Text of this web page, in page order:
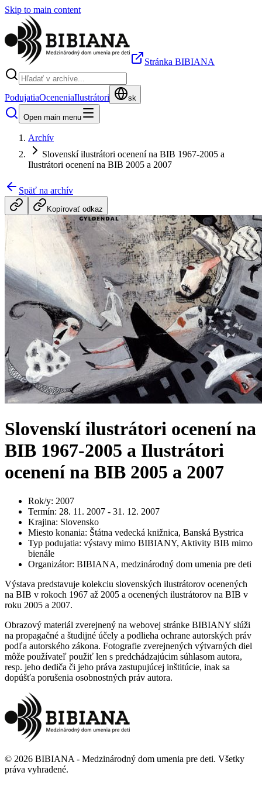
Skip to main content
Stránka BIBIANA
PodujatiaOceneniaIlustrátori sk
Open main menu
Archív
Slovenskí ilustrátori ocenení na BIB 1967-2005 a
Ilustrátori ocenení na BIB 2005 a 2007
Späť na archív
Kopírovať odkaz
Slovenskí ilustrátori ocenení na
BIB 1967-2005 a Ilustrátori
ocenení na BIB 2005 a 2007
Rok/y: 2007
Termín: 28. 11. 2007 - 31. 12. 2007
Krajina: Slovensko
Miesto konania: Štátna vedecká knižnica, Banská Bystrica
Typ podujatia: výstavy mimo BIBIANY, Aktivity BIB mimo
bienále
Organizátor: BIBIANA, medzinárodný dom umenia pre deti
Výstava predstavuje kolekciu slovenských ilustrátorov ocenených
na BIB v rokoch 1967 až 2005 a ocenených ilustrátorov na BIB v
roku 2005 a 2007.
Obrazový materiál zverejnený na webovej stránke BIBIANY slúži
na propagačné a študijné účely a podlieha ochrane autorských práv
podľa autorského zákona. Fotografie zverejnených výtvarných diel
môže používateľ použiť len s predchádzajúcim súhlasom autora,
resp. jeho dediča či jeho práva zastupujúcej inštitúcie, inak sa
dopúšťa porušenia osobnostných práv autora.
© 2026 BIBIANA - Medzinárodný dom umenia pre deti. Všetky
práva vyhradené.